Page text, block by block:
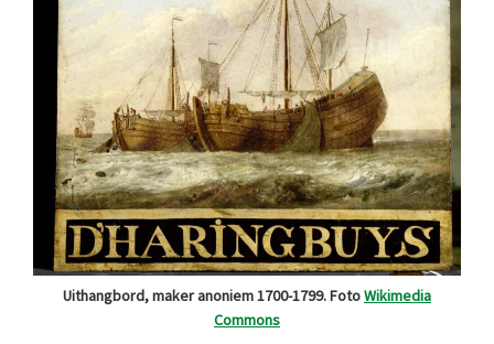
Uithangbord, maker anoniem 1700-1799. FotoWikimedia
Commons